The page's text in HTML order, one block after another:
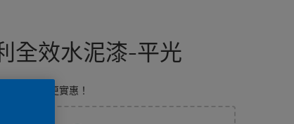
全效水泥漆-平光
效率，全效更實惠！